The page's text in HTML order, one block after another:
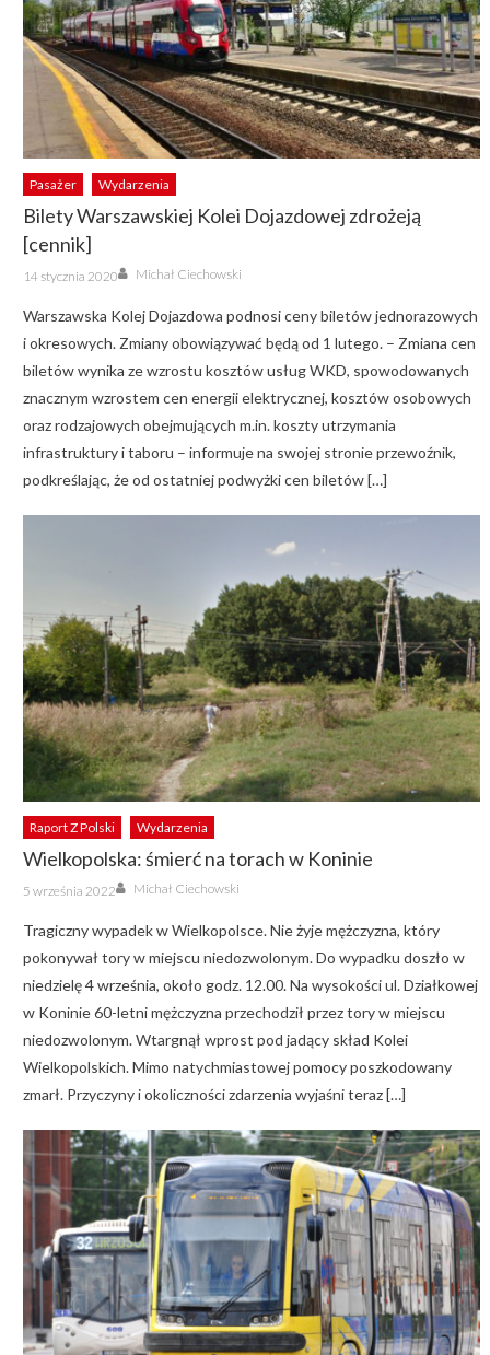
Pasażer Wydarzenia
Bilety Warszawskiej Kolei Dojazdowej zdrożeją
[cennik]
Posted
on
14 stycznia 2020 Author
Michał Ciechowski
Warszawska Kolej Dojazdowa podnosi ceny biletów jednorazowych
i okresowych. Zmiany obowiązywać będą od 1 lutego. – Zmiana cen
biletów wynika ze wzrostu kosztów usług WKD, spowodowanych
znacznym wzrostem cen energii elektrycznej, kosztów osobowych
oraz rodzajowych obejmujących m.in. koszty utrzymania
infrastruktury i taboru – informuje na swojej stronie przewoźnik,
podkreślając, że od ostatniej podwyżki cen biletów […]
Raport Z Polski Wydarzenia
Wielkopolska: śmierć na torach w Koninie
Posted
on
5 września 2022 Author
Michał Ciechowski
Tragiczny wypadek w Wielkopolsce. Nie żyje mężczyzna, który
pokonywał tory w miejscu niedozwolonym. Do wypadku doszło w
niedzielę 4 września, około godz. 12.00. Na wysokości ul. Działkowej
w Koninie 60-letni mężczyzna przechodził przez tory w miejscu
niedozwolonym. Wtargnął wprost pod jadący skład Kolei
Wielkopolskich. Mimo natychmiastowej pomocy poszkodowany
zmarł. Przyczyny i okoliczności zdarzenia wyjaśni teraz […]